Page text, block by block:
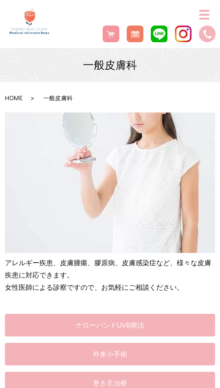
一般皮膚科
HOME 一般皮膚科
アレルギー疾患、皮膚腫瘍、膠原病、皮膚感染症など、様々な皮膚
疾患に対応できます。
女性医師による診察ですので、お気軽にご相談ください。
ナローバンドUVB療法
外来小手術
巻き爪治療